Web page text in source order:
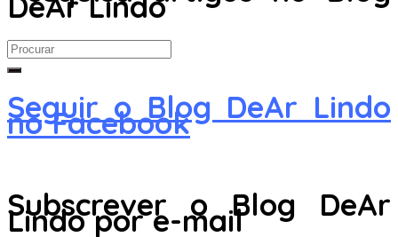
Search
for:
Seguir o Blog DeAr Lindo
no Facebook
Subscrever o Blog DeAr
Lindo por e-mail